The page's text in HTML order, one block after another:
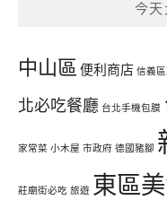
今天
中山區 便利商店 信義
北必吃餐廳 台北手機包膜
家常菜 小木屋 市政府 德國豬腳
莊廟街必吃 旅遊 東區